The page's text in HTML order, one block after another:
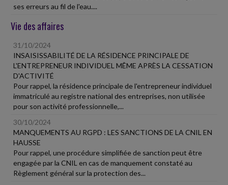
ses erreurs au fil de l'eau....
Vie des affaires
31/10/2024
INSAISISSABILITÉ DE LA RÉSIDENCE PRINCIPALE DE
L'ENTREPRENEUR INDIVIDUEL MÊME APRÈS LA CESSATION
D'ACTIVITÉ
Pour rappel, la résidence principale de l'entrepreneur individuel
immatriculé au registre national des entreprises, non utilisée
pour son activité professionnelle,...
30/10/2024
MANQUEMENTS AU RGPD : LES SANCTIONS DE LA CNIL EN
HAUSSE
Pour rappel, une procédure simplifiée de sanction peut être
engagée par la CNIL en cas de manquement constaté au
Règlement général sur la protection des...